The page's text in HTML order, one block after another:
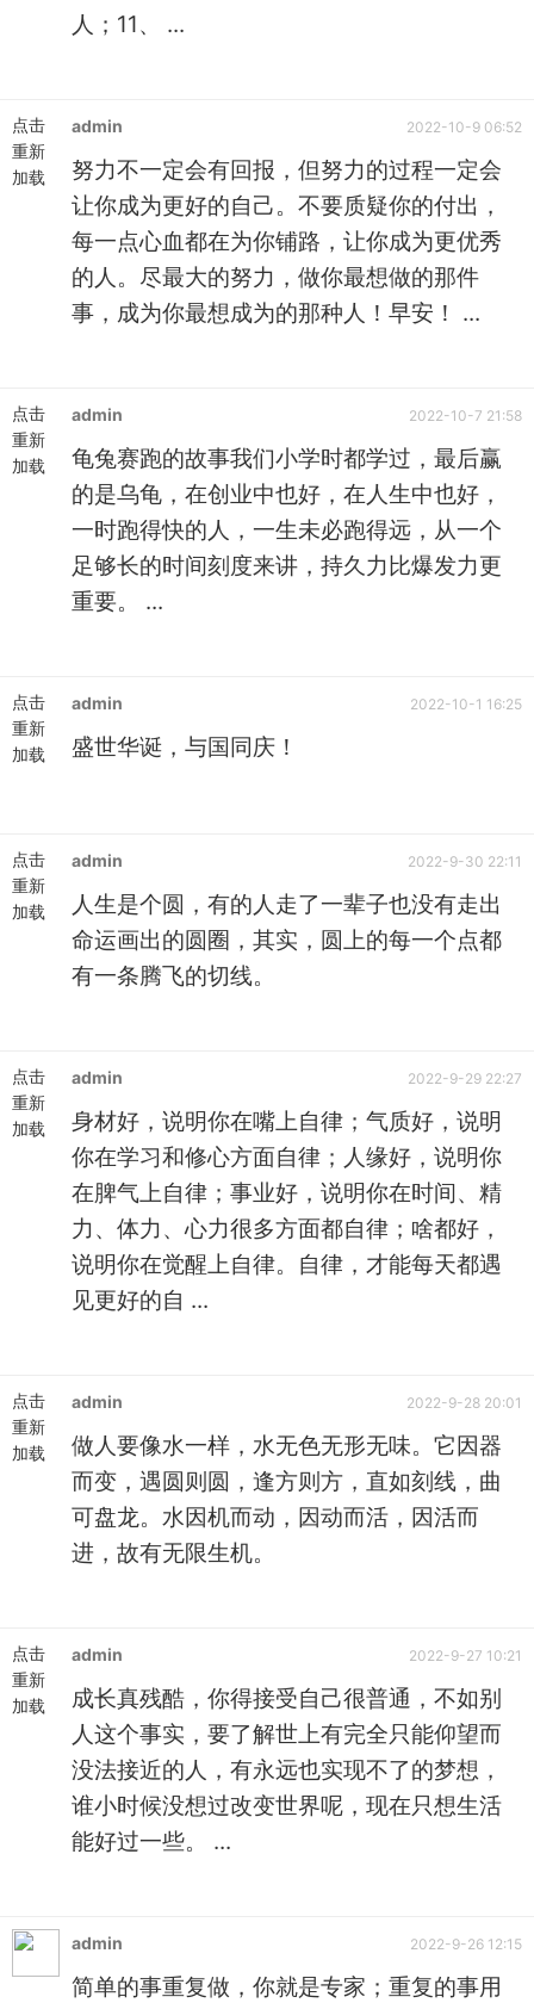
人；11、 ...
点击
重新
加载
admin 2022-10-9 06:52
努力不一定会有回报，但努力的过程一定会
让你成为更好的自己。不要质疑你的付出，
每一点心血都在为你铺路，让你成为更优秀
的人。尽最大的努力，做你最想做的那件
事，成为你最想成为的那种人！早安！ ...
点击
重新
加载
admin 2022-10-7 21:58
龟兔赛跑的故事我们小学时都学过，最后赢
的是乌龟，在创业中也好，在人生中也好，
一时跑得快的人，一生未必跑得远，从一个
足够长的时间刻度来讲，持久力比爆发力更
重要。 ...
点击
重新
加载
admin 2022-10-1 16:25
盛世华诞，与国同庆！
点击
重新
加载
admin 2022-9-30 22:11
人生是个圆，有的人走了一辈子也没有走出
命运画出的圆圈，其实，圆上的每一个点都
有一条腾飞的切线。
点击
重新
加载
admin 2022-9-29 22:27
身材好，说明你在嘴上自律；气质好，说明
你在学习和修心方面自律；人缘好，说明你
在脾气上自律；事业好，说明你在时间、精
力、体力、心力很多方面都自律；啥都好，
说明你在觉醒上自律。自律，才能每天都遇
见更好的自 ...
点击
重新
加载
admin 2022-9-28 20:01
做人要像水一样，水无色无形无味。它因器
而变，遇圆则圆，逢方则方，直如刻线，曲
可盘龙。水因机而动，因动而活，因活而
进，故有无限生机。
点击
重新
加载
admin 2022-9-27 10:21
成长真残酷，你得接受自己很普通，不如别
人这个事实，要了解世上有完全只能仰望而
没法接近的人，有永远也实现不了的梦想，
谁小时候没想过改变世界呢，现在只想生活
能好过一些。 ...
admin 2022-9-26 12:15
简单的事重复做，你就是专家；重复的事用